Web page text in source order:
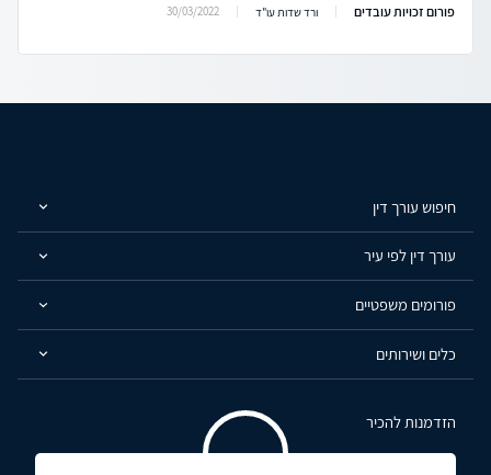
פורום זכויות עובדים ורד שדות עו"ד 30/03/2022
חיפוש עורך דין
עורך דין לפי עיר
פורומים משפטיים
כלים ושירותים
הזדמנות להכיר